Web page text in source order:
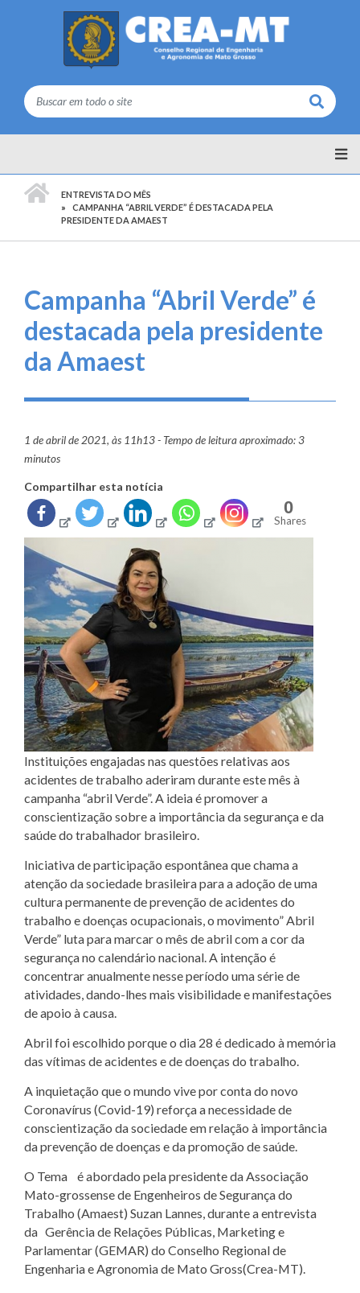
Buscar
ENTREVISTA DO MÊS
CAMPANHA “ABRIL VERDE” É DESTACADA PELA
PRESIDENTE DA AMAEST
Campanha “Abril Verde” é
destacada pela presidente
da Amaest
1 de abril de 2021, às 11h13 - Tempo de leitura aproximado: 3
minutos
Compartilhar esta notícia
0
Shares
Instituições engajadas nas questões relativas aos
acidentes de trabalho aderiram durante este mês à
campanha “abril Verde”. A ideia é promover a
conscientização sobre a importância da segurança e da
saúde do trabalhador brasileiro.
Iniciativa de participação espontânea que chama a
atenção da sociedade brasileira para a adoção de uma
cultura permanente de prevenção de acidentes do
trabalho e doenças ocupacionais, o movimento” Abril
Verde” luta para marcar o mês de abril com a cor da
segurança no calendário nacional. A intenção é
concentrar anualmente nesse período uma série de
atividades, dando-lhes mais visibilidade e manifestações
de apoio à causa.
Abril foi escolhido porque o dia 28 é dedicado à memória
das vítimas de acidentes e de doenças do trabalho.
​​A inquietação que o mundo vive por conta do novo
Coronavírus (Covid-19) reforça a necessidade de
conscientização da sociedade em relação à importância
da prevenção de doenças e da promoção de saúde.
O Tema é abordado pela presidente da Associação
Mato-grossense de Engenheiros de Segurança do
Trabalho (Amaest) Suzan Lannes, durante a entrevista
da Gerência de Relações Públicas, Marketing e
Parlamentar (GEMAR) do Conselho Regional de
Engenharia e Agronomia de Mato Gross(Crea-MT).